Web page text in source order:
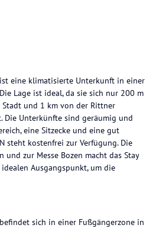
ist eine klimatisierte Unterkunft in einer
Lage ist ideal, da sie sich nur 200 m
und 1 km von der Rittner
Die Unterkünfte sind geräumig und
eine Sitzecke und eine gut
steht kostenfrei zur Verfügung. Die
und zur Messe Bozen macht das Stay
Ausgangspunkt, um die
sich in einer Fußgängerzone in